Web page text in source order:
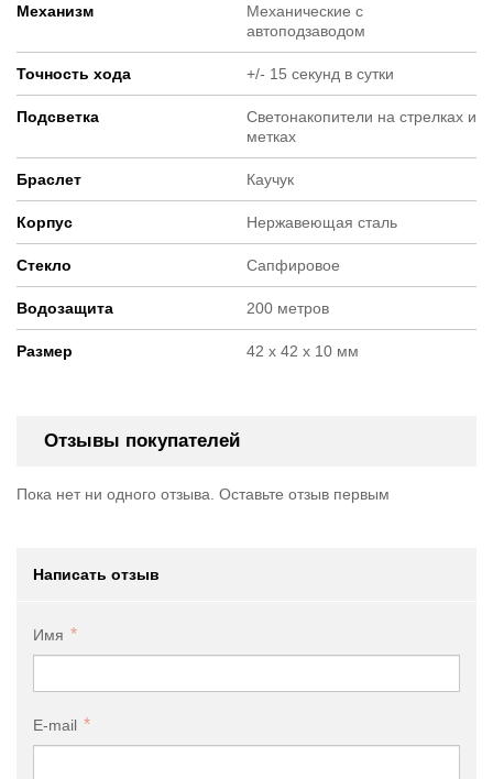
Механизм
Механические с
автоподзаводом
Точность хода +/- 15 секунд в сутки
Подсветка
Светонакопители на стрелках и
метках
Браслет Каучук
Корпус Нержавеющая сталь
Стекло Сапфировое
Водозащита 200 метров
Размер 42 x 42 x 10 мм
Отзывы покупателей
Пока нет ни одного отзыва. Оставьте отзыв первым
Написать отзыв
Имя
E-mail